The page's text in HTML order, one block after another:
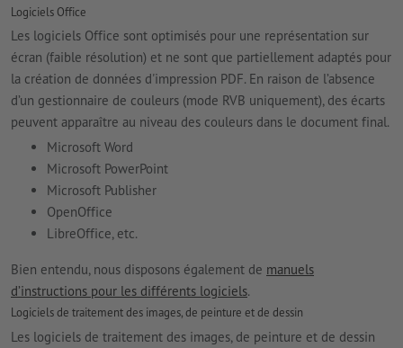
Logiciels Office
Les logiciels Office sont optimisés pour une représentation sur
écran (faible résolution) et ne sont que partiellement adaptés pour
la création de données d'impression PDF. En raison de l’absence
d’un gestionnaire de couleurs (mode RVB uniquement), des écarts
peuvent apparaître au niveau des couleurs dans le document final.
Microsoft Word
Microsoft PowerPoint
Microsoft Publisher
OpenOffice
LibreOffice, etc.
Bien entendu, nous disposons également de manuels
d’instructions pour les différents logiciels.
Logiciels de traitement des images, de peinture et de dessin
Les logiciels de traitement des images, de peinture et de dessin